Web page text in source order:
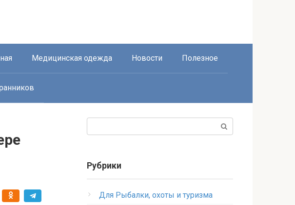
Медицинская одежда Новости Полезное
Рубрики
Для Рыбалки, охоты и туризма